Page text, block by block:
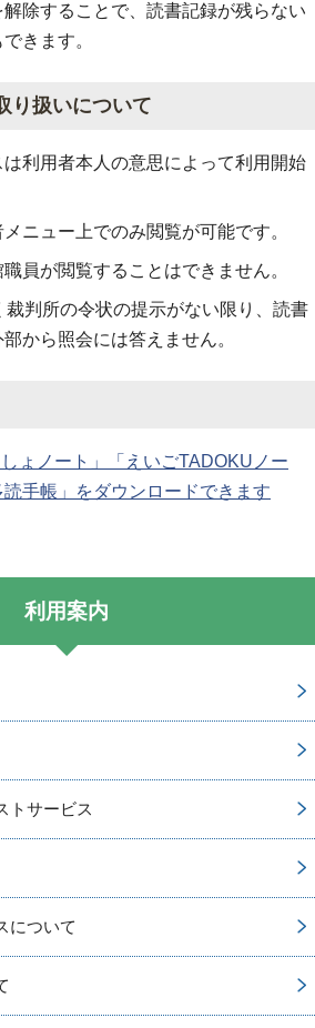
除することで、読書記録が残らない
きます。
り扱いについて
利用者本人の意思によって利用開始
ニュー上でのみ閲覧が可能です。
員が閲覧することはできません。
裁判所の令状の提示がない限り、読書
から照会には答えません。
しょノート」「えいごTADOKUノー
読手帳」をダウンロードできます
利用案内
トサービス
について